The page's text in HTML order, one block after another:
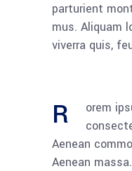
parturient
mus. Aliquam
viverra quis,
R
orem
Aenean
Aenean